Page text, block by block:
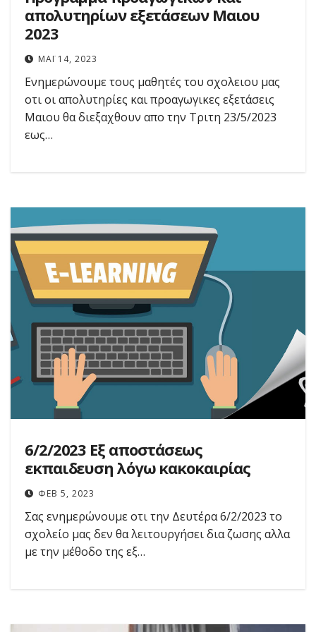
απολυτηρίων εξετάσεων Μαιου
2023
ΜΆΙ 14, 2023
Ενημερώνουμε τους μαθητές του σχολειου μας
οτι οι απολυτηρίες και προαγωγικες εξετάσεις
Μαιου θα διεξαχθουν απο την Τριτη 23/5/2023
εως…
6/2/2023 Εξ αποστάσεως
εκπαιδευση λόγω κακοκαιρίας
ΦΕΒ 5, 2023
Σας ενημερώνουμε οτι την Δευτέρα 6/2/2023 το
σχολείο μας δεν θα λειτουργήσει δια ζωσης αλλα
με την μέθοδο της εξ…